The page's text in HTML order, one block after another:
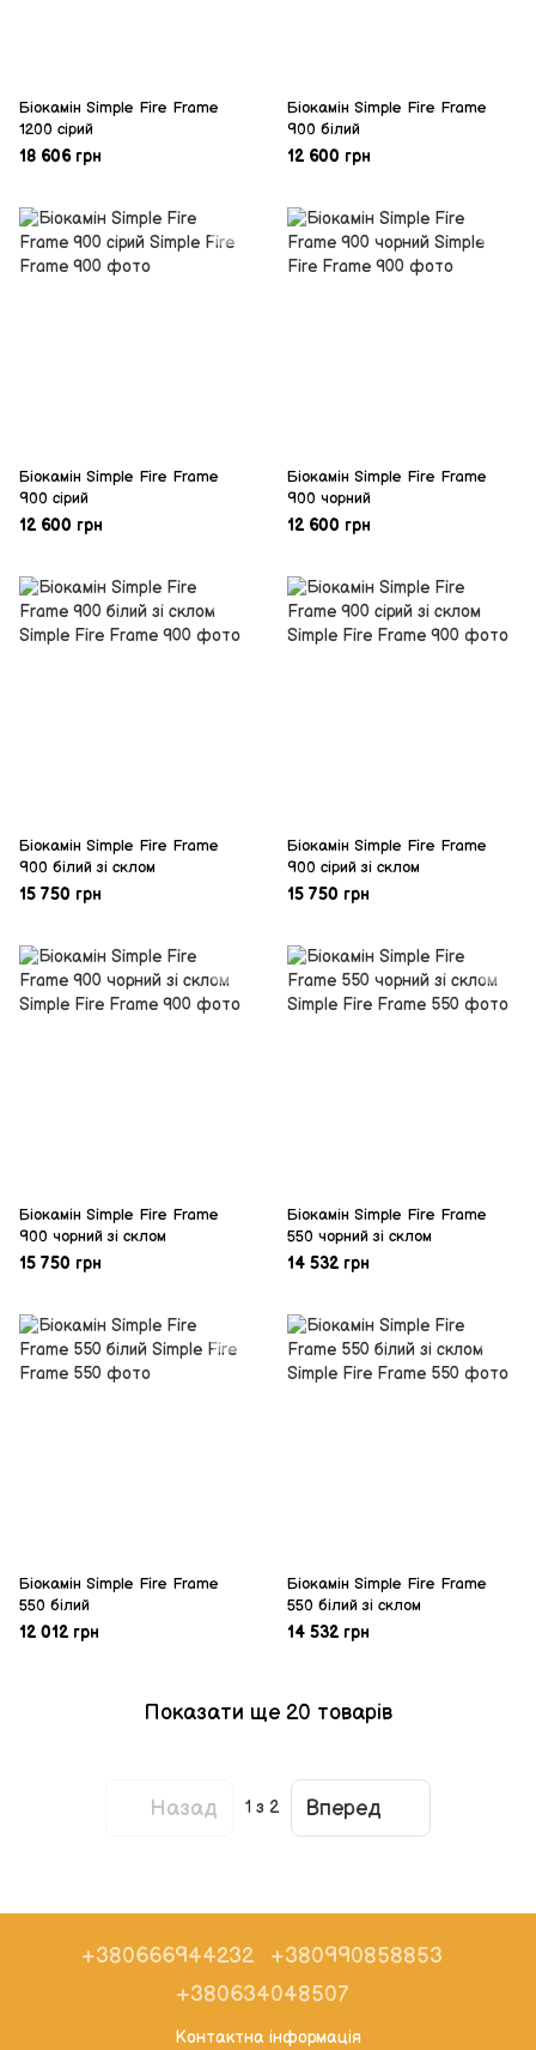
Біокамін Simple Fire Frame
1200 сірий
18 606 грн
Біокамін Simple Fire Frame
900 білий
12 600 грн
Біокамін Simple Fire Frame
900 сірий
12 600 грн
Біокамін Simple Fire Frame
900 чорний
12 600 грн
Біокамін Simple Fire Frame
900 білий зі склом
15 750 грн
Біокамін Simple Fire Frame
900 сірий зі склом
15 750 грн
Біокамін Simple Fire Frame
900 чорний зі склом
15 750 грн
Біокамін Simple Fire Frame
550 чорний зі склом
14 532 грн
Біокамін Simple Fire Frame
550 білий
12 012 грн
Біокамін Simple Fire Frame
550 білий зі склом
14 532 грн
Показати ще 20 товарів
Назад 1 з 2 Вперед
+380666944232
+380990858853
+380634048507
Контактна інформація